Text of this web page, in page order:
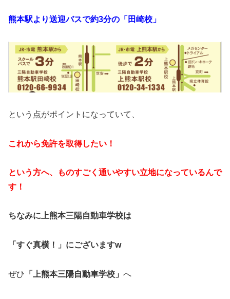
熊本駅より送迎バスで約3分の「田崎校」
という点がポイントになっていて、
これから免許を取得したい！
という方へ、ものすごく通いやすい立地になっているんで
す！
ちなみに上熊本三陽自動車学校は
「すぐ真横！」にございますw
ぜひ 「上熊本三陽自動車学校」 へ